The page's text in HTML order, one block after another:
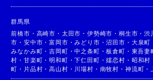
群馬県
前橋市 ・ 高崎市 ・ 太田市 ・伊勢崎市 ・桐生市 ・渋
市 ・安中市 ・富岡市 ・みどり市 ・沼田市 ・ 大泉町
みなかみ町 ・吉岡町 ・中之条町 ・板倉町 ・ 東吾妻
村 ・甘楽町 ・明和町 ・下仁田町 ・嬬恋村 ・ 昭和村
町 ・ 片品村 ・高山村 ・ 川場村 ・ 南牧村 ・ 神流町 ・